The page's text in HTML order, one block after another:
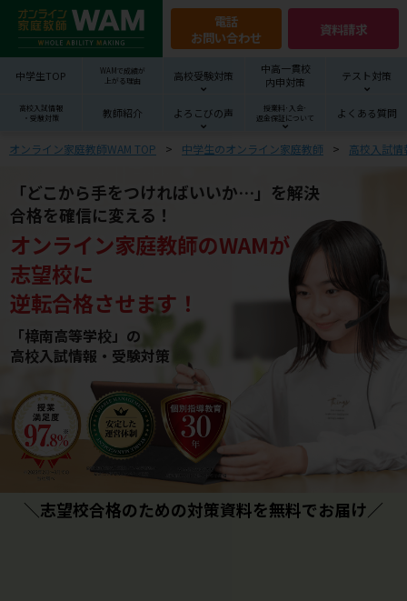
電話
お問い合わせ
資料請求
中学生TOP
WAMで成績が
上がる理由
高校受験対策
中高一貫校
内申対策
テスト対策
高校入試情報
・受験対策
教師紹介 よろこびの声
授業料･入会･
返金保証について
よくある質問
オンライン家庭教師WAM TOP 中学生のオンライン家庭教師 高校入試
「どこから手をつければいいか…」を解決
合格を確信に変える！
オンライン家庭教師のWAMが
志望校に
逆転合格させます！
「樟南高等学校」の
高校入試情報・受験対策
＼志望校合格のための対策資料を無料でお届け／